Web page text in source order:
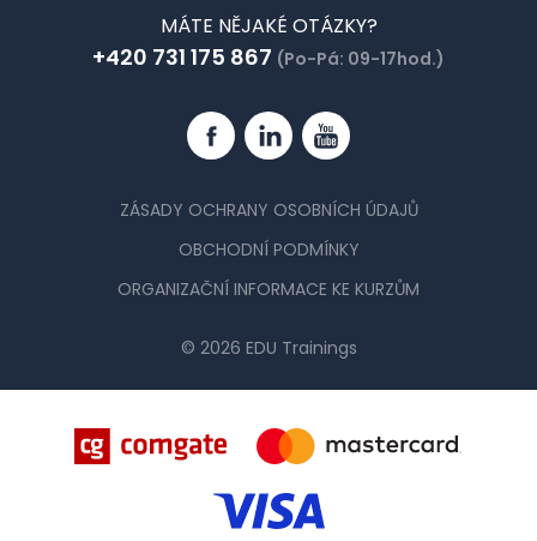
MÁTE NĚJAKÉ OTÁZKY?
+420 731 175 867 (Po-Pá: 09-17hod.)
FacebookLinkedinYouTube
ZÁSADY OCHRANY OSOBNÍCH ÚDAJŮ
OBCHODNÍ PODMÍNKY
ORGANIZAČNÍ INFORMACE KE KURZŮM
© 2026 EDU Trainings